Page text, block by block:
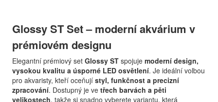
Glossy ST Set – moderní akvárium v
prémiovém designu
Elegantní prémiový set Glossy ST spojuje moderní design,
vysokou kvalitu a úsporné LED osvětlení. Je ideální volbou
pro akvaristy, kteří oceňují styl, funkčnost a precizní
zpracování. Dostupný je ve třech barvách a pěti
velikostech, takže si snadno vyberete variantu, která